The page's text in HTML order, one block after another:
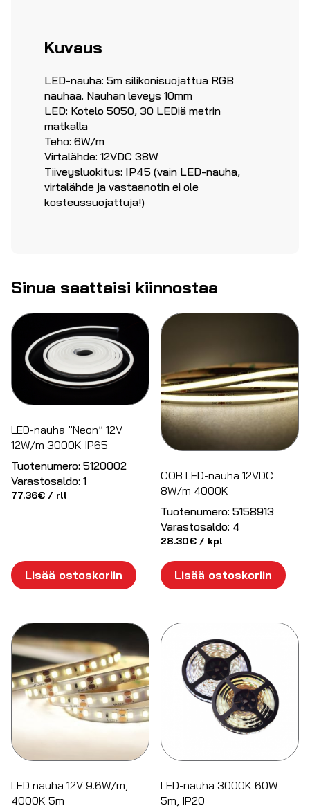
Kuvaus
LED-nauha: 5m silikonisuojattua RGB
nauhaa. Nauhan leveys 10mm
LED: Kotelo 5050, 30 LEDiä metrin
matkalla
Teho: 6W/m
Virtalähde: 12VDC 38W
Tiiveysluokitus: IP45 (vain LED-nauha,
virtalähde ja vastaanotin ei ole
kosteussuojattuja!)
Sinua saattaisi kiinnostaa
LED-nauha ”Neon” 12V
12W/m 3000K IP65
Tuotenumero: 5120002
Varastosaldo: 1
77.36€ / rll
Lisää ostoskoriin
COB LED-nauha 12VDC
8W/m 4000K
Tuotenumero: 5158913
Varastosaldo: 4
28.30€ / kpl
Lisää ostoskoriin
LED nauha 12V 9.6W/m,
4000K 5m
LED-nauha 3000K 60W
5m, IP20